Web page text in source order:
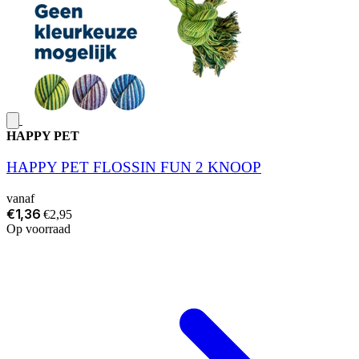
HAPPY PET
HAPPY PET FLOSSIN FUN 2 KNOOP
vanaf
€1,36 €2,95
Op voorraad